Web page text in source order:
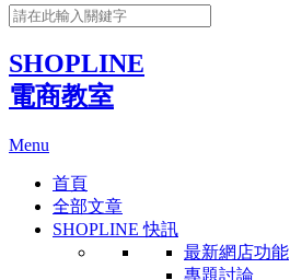
SHOPLINE
電商教室
Menu
首頁
全部文章
SHOPLINE 快訊
最新網店功能
專題討論